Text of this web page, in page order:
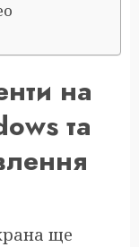
на
та
ще